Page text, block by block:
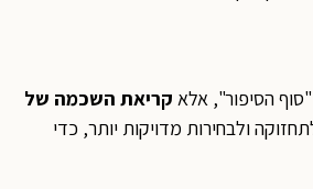
הסיפור", אלא קריאת השכמה של
ולבחירות מדויקות יותר, כדי